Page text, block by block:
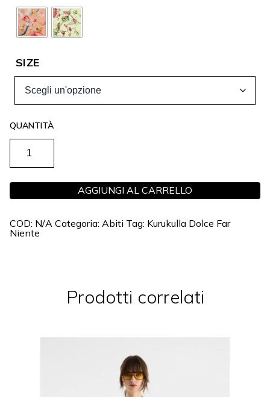
SIZE
CORALIA
AGGIUNGI AL CARRELLO
COD: N/A Categoria: Abiti Tag: Kurukulla Dolce Far
Niente
Prodotti correlati